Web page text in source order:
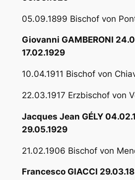
05.09.1899 Bischof von
Giovanni GAMBERONI
17.02.1929
10.04.1911 Bischof von
22.03.1917 Erzbischof von
Jacques Jean GÉLY
29.05.1929
21.02.1906 Bischof von
Francesco GIACCI